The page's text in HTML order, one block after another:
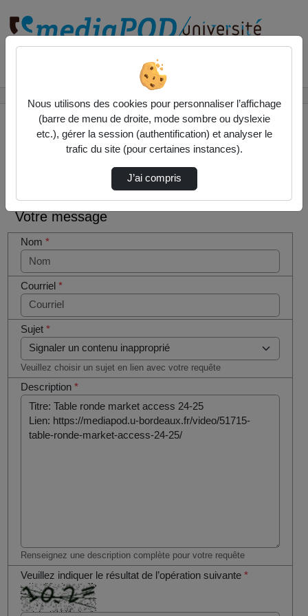
Contactez nous
Votre message
Nom*
Courriel*
Sujet*
Veuillez choisir un sujet en lien avec votre requête
Description*
Renseignez une description complète pour votre requête
Veuillez indiquer le résultat de l’opération suivante*
êtes un
humain en
métal
(obligatoire)
Nous utilisons des cookies pour personnaliser l’affichage
(barre de menu de droite, mode sombre ou dyslexie
etc.), gérer la session (authentification) et analyser le
trafic du site (pour certaines instances).
J’ai compris